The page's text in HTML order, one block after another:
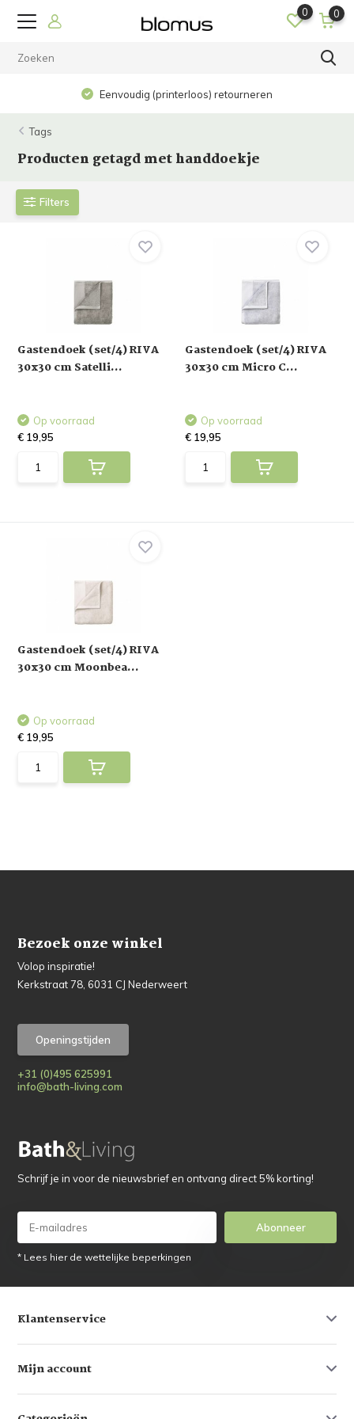
0 0
Eenvoudig (printerloos) retourneren
Tags
Producten getagd met handdoekje
Filters
Gastendoek (set/4) RIVA
30x30 cm Satelli...
Op voorraad
€ 19,95
Gastendoek (set/4) RIVA
30x30 cm Micro C...
Op voorraad
€ 19,95
Gastendoek (set/4) RIVA
30x30 cm Moonbea...
Op voorraad
€ 19,95
Bezoek onze winkel
Volop inspiratie!
Kerkstraat 78, 6031 CJ Nederweert
Openingstijden
+31 (0)495 625991
info@bath-living.com
Schrijf je in voor de nieuwsbrief en ontvang direct 5% korting!
Abonneer
* Lees hier de wettelijke beperkingen
Klantenservice
Mijn account